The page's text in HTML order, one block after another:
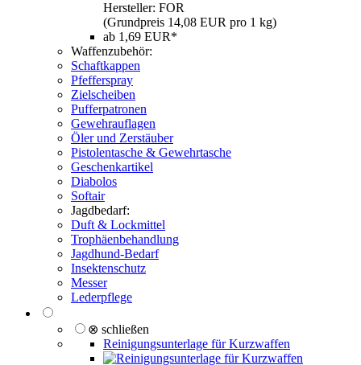
Hersteller: FOR
(Grundpreis 14,08 EUR pro 1 kg)
ab 1,69 EUR*
Waffenzubehör:
Schaftkappen
Pfefferspray
Zielscheiben
Pufferpatronen
Gewehrauflagen
Öler und Zerstäuber
Pistolentasche & Gewehrtasche
Geschenkartikel
Diabolos
Softair
Jagdbedarf:
Duft & Lockmittel
Trophäenbehandlung
Jagdhund-Bedarf
Insektenschutz
Messer
Lederpflege
⊗ schließen
Reinigungsunterlage für Kurzwaffen